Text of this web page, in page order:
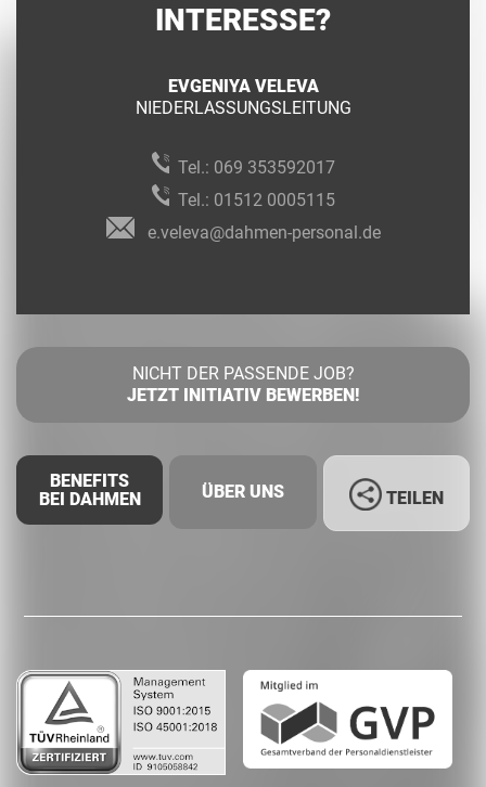
INTERESSE?
EVGENIYA VELEVA
NIEDERLASSUNGSLEITUNG
Tel.: 069 353592017
Tel.: 01512 0005115
e.veleva@dahmen-personal.de
NICHT DER PASSENDE JOB?
JETZT INITIATIV BEWERBEN!
BENEFITS
BEI DAHMEN
ÜBER UNS TEILEN